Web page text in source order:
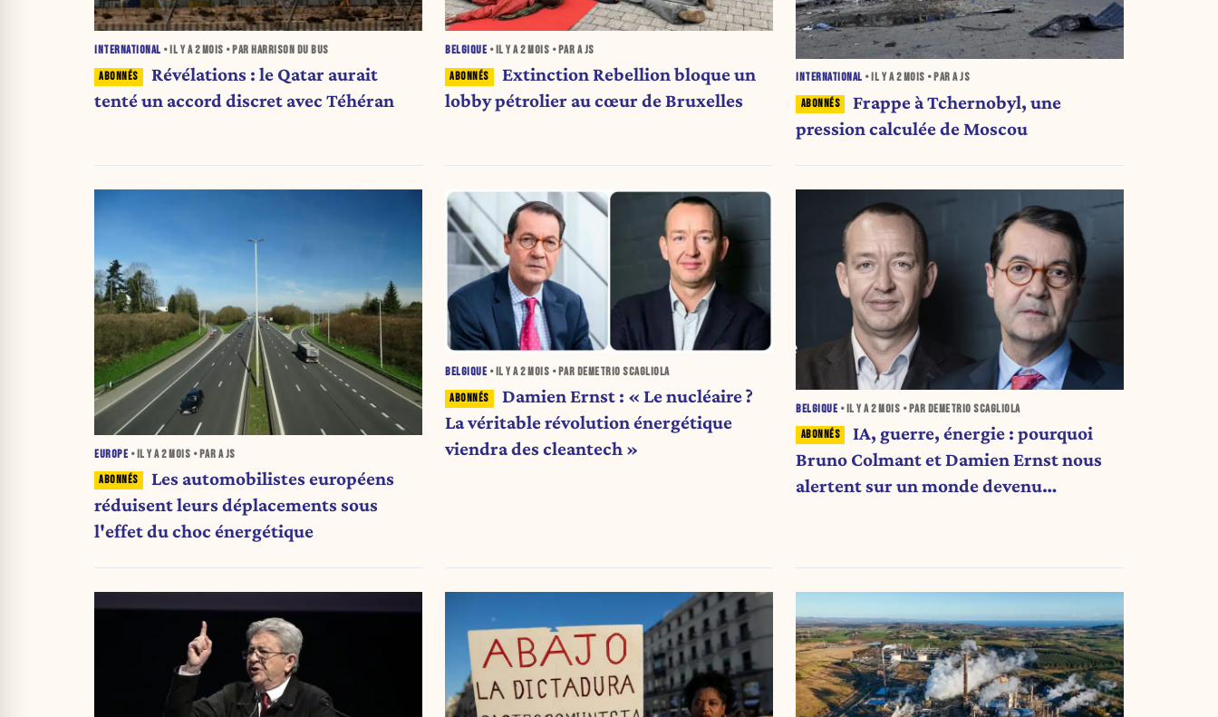
INTERNATIONAL • IL Y A2 MOIS • PAR HARRISON DU BUS
Révélations : le Qatar aurait
tenté un accord discret avec Téhéran
BELGIQUE • IL Y A2 MOIS • PAR A JS
Extinction Rebellion bloque un
lobby pétrolier au cœur de Bruxelles
INTERNATIONAL • IL Y A2 MOIS • PAR A JS
Frappe à Tchernobyl, une
pression calculée de Moscou
EUROPE • IL Y A2 MOIS • PAR A JS
Les automobilistes européens
réduisent leurs déplacements sous
l'effet du choc énergétique
BELGIQUE • IL Y A2 MOIS • PAR DEMETRIO SCAGLIOLA
Damien Ernst : « Le nucléaire ?
La véritable révolution énergétique
viendra des cleantech »
BELGIQUE • IL Y A2 MOIS • PAR DEMETRIO SCAGLIOLA
IA, guerre, énergie : pourquoi
Bruno Colmant et Damien Ernst nous
alertent sur un monde devenu